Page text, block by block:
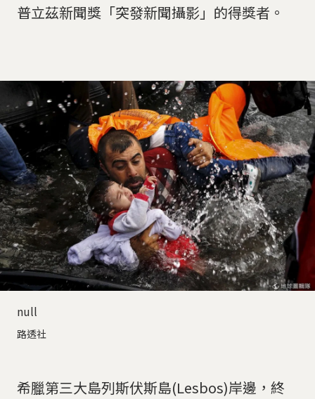
普立茲新聞獎「突發新聞攝影」的得獎者。
null
路透社
希臘第三大島列斯伏斯島(Lesbos)岸邊，終